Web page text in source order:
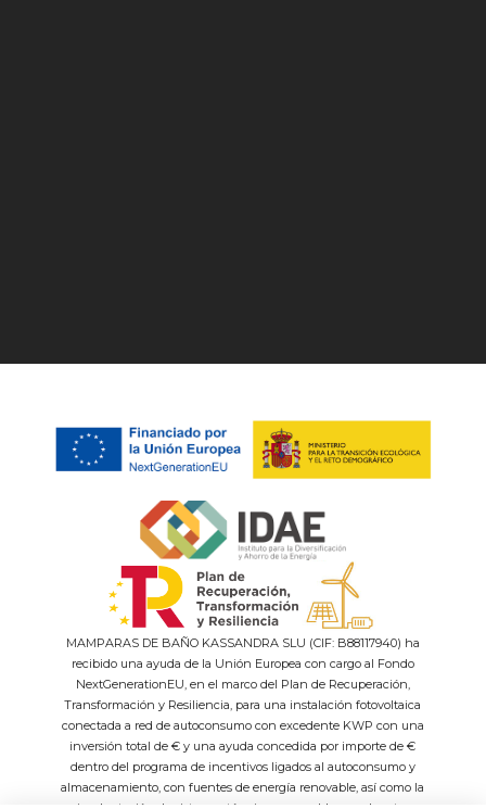
MAMPARAS DE BAÑO KASSANDRA SLU (CIF: B88117940) ha
recibido una ayuda de la Unión Europea con cargo al Fondo
NextGenerationEU, en el marco del Plan de Recuperación,
Transformación y Resiliencia, para una instalación fotovoltaica
conectada a red de autoconsumo con excedente KWP con una
inversión total de € y una ayuda concedida por importe de €
dentro del programa de incentivos ligados al autoconsumo y
almacenamiento, con fuentes de energía renovable, así como la